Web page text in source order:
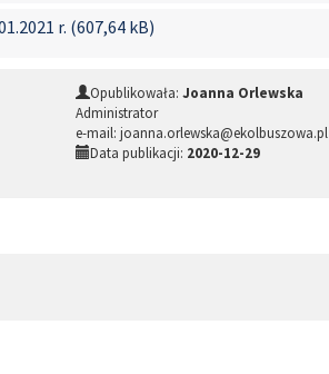
r. (607,64 kB)
Opublikowała: Joanna Orlewska
Administrator
e-mail: joanna.orlewska@ekolbuszowa.pl
Data publikacji: 2020-12-29